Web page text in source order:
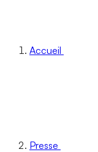
Accueil
Presse